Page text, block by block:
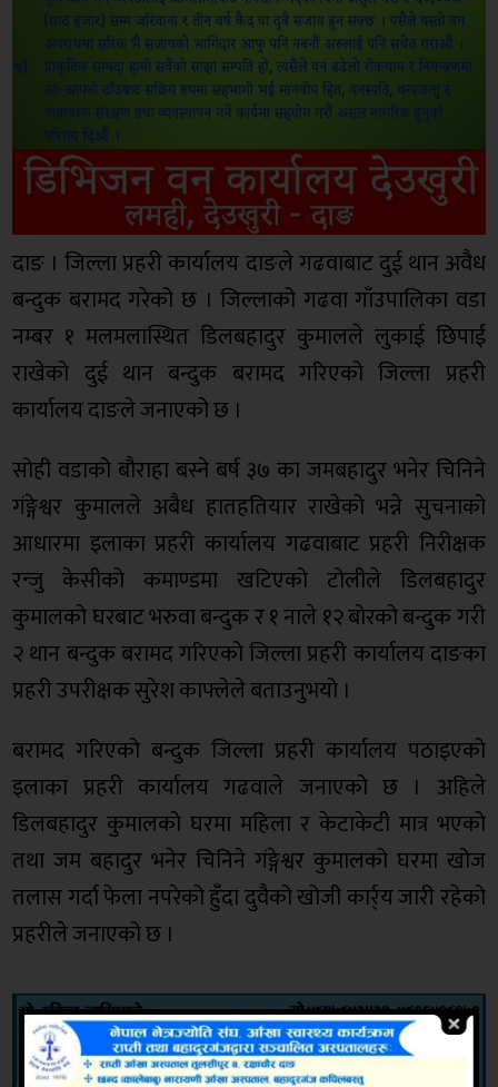
दाङ । जिल्ला प्रहरी कार्यालय दाङले गढवाबाट दुई थान अवैध
बन्दुक बरामद गरेको छ । जिल्लाको गढवा गाँउपालिका वडा
नम्बर १ मलमलास्थित डिलबहादुर कुमालले लुकाई छिपाई
राखेको दुई थान बन्दुक बरामद गरिएको जिल्ला प्रहरी
कार्यालय दाङले जनाएको छ ।
सोही वडाको बौराहा बस्ने बर्ष ३७ का जमबहादुर भनेर चिनिने
गंङ्गेश्वर कुमालले अबैध हातहतियार राखेको भन्ने सुचनाको
आधारमा इलाका प्रहरी कार्यालय गढवाबाट प्रहरी निरीक्षक
रन्जु केसीको कमाण्डमा खटिएको टोलीले डिलबहादुर
कुमालको घरबाट भरुवा बन्दुक र १ नाले १२ बोरको बन्दुक गरी
२ थान बन्दुक बरामद गरिएको जिल्ला प्रहरी कार्यालय दाङका
प्रहरी उपरीक्षक सुरेश काफ्लेले बताउनुभयो ।
बरामद गरिएको बन्दुक जिल्ला प्रहरी कार्यालय पठाइएको
इलाका प्रहरी कार्यालय गढवाले जनाएको छ । अहिले
डिलबहादुर कुमालको घरमा महिला र केटाकेटी मात्र भएको
तथा जम बहादुर भनेर चिनिने गंङ्गेश्वर कुमालको घरमा खोज
तलास गर्दा फेला नपरेको हुँदा दुवैको खोजी कार्र्य जारी रहेको
प्रहरीले जनाएको छ ।